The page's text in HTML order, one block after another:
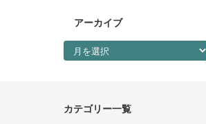
アーカイブ
アーカイブ
カテゴリー一覧